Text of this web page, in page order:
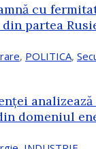
cu
partea
, POLITICA,
domeniul